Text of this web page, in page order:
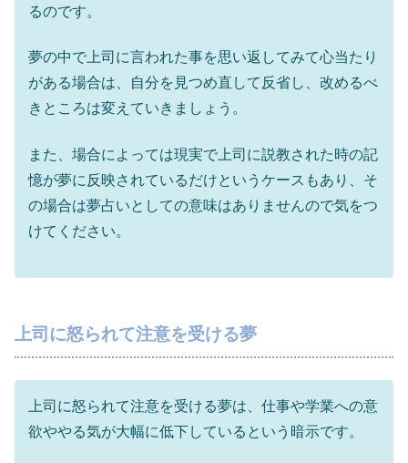
るのです。
夢の中で上司に言われた事を思い返してみて心当たり
がある場合は、自分を見つめ直して反省し、改めるべ
きところは変えていきましょう。
また、場合によっては現実で上司に説教された時の記
憶が夢に反映されているだけというケースもあり、そ
の場合は夢占いとしての意味はありませんので気をつ
けてください。
上司に怒られて注意を受ける夢
上司に怒られて注意を受ける夢は、仕事や学業への意
欲ややる気が大幅に低下しているという暗示です。